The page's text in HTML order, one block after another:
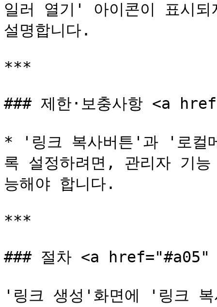
일러 열기' 아이콘이 표시
설명합니다.
***
### 제한·보충사항 <a
* '링크 복사버튼'과 '로컬
록 설정하려면, 관리자 기
능해야 합니다.
***
### 절차 <a
'링크 생성'화면에 '링크